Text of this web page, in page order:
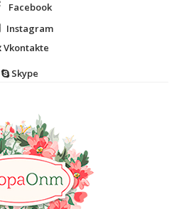
Facebook
Instagram
Vkontakte
Skype